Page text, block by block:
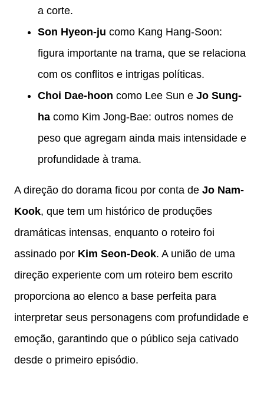
a corte.
Son Hyeon-ju como Kang Hang-Soon:
figura importante na trama, que se relaciona
com os conflitos e intrigas políticas.
Choi Dae-hoon como Lee Sun e Jo Sung-
ha como Kim Jong-Bae: outros nomes de
peso que agregam ainda mais intensidade e
profundidade à trama.
A direção do dorama ficou por conta de Jo Nam-
Kook, que tem um histórico de produções
dramáticas intensas, enquanto o roteiro foi
assinado por Kim Seon-Deok. A união de uma
direção experiente com um roteiro bem escrito
proporciona ao elenco a base perfeita para
interpretar seus personagens com profundidade e
emoção, garantindo que o público seja cativado
desde o primeiro episódio.